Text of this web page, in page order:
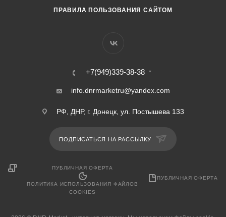
ПРАВИЛА ПОЛЬЗОВАНИЯ САЙТОМ
+7(949)339-38-38
info.dnrmarketru@yandex.com
РФ, ДНР, г. Донецк, ул. Постышева 133
ПОДПИСАТЬСЯ НА РАССЫЛКУ
ПУБЛИЧНАЯ ОФЕРТА
ПОЛИТИКА ИСПОЛЬЗОВАНИЯ ФАЙЛОВ
COOKIES
ПУБЛИЧНАЯ ОФЕРТА